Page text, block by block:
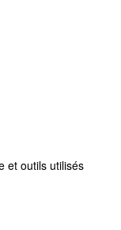
et outils utilisés